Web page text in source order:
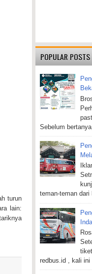
turun
lain:
POPULAR POSTS
Sebelum
teman-teman
redbus.id , kali ini